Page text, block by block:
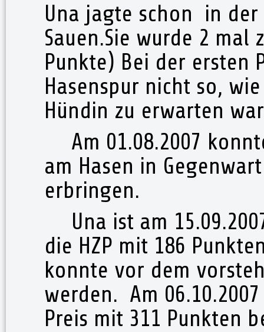
Una jagte schon in der
Sauen.Sie wurde 2 mal
Punkte) Bei der ersten
Hasenspur nicht so,
Hündin zu erwarten
Am 01.08.2007
am Hasen in
erbringen.
Una ist am
die HZP mit 186
konnte vor dem
werden. Am
Preis mit 311 Punkten